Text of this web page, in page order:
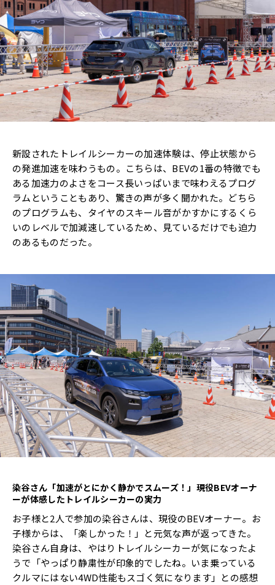
新設されたトレイルシーカーの加速体験は、停止状態から
の発進加速を味わうもの。こちらは、BEVの1番の特徴でも
ある加速力のよさをコース長いっぱいまで味わえるプログ
ラムということもあり、驚きの声が多く聞かれた。どちら
のプログラムも、タイヤのスキール音がかすかにするくら
いのレベルで加減速しているため、見ているだけでも迫力
のあるものだった。
染谷さん「加速がとにかく静かでスムーズ！」現役BEVオーナ
ーが体感したトレイルシーカーの実力
お子様と2人で参加の染谷さんは、現役のBEVオーナー。お
子様からは、「楽しかった！」と元気な声が返ってきた。
染谷さん自身は、やはりトレイルシーカーが気になったよ
うで「やっぱり静粛性が印象的でしたね。いま乗っている
クルマにはない4WD性能もスゴく気になります」との感想